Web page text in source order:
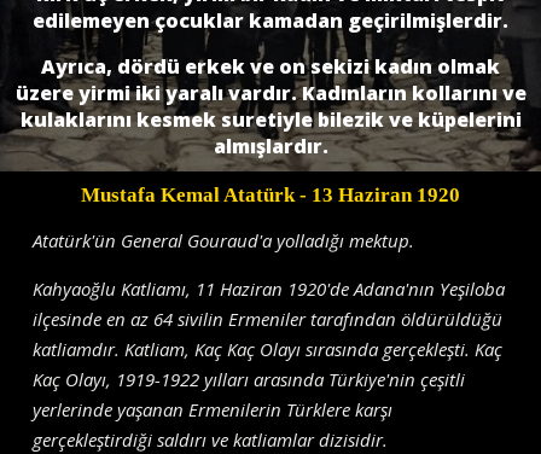
edilemeyen çocuklar kamadan geçirilmişlerdir.
Ayrıca, dördü erkek ve on sekizi kadın olmak
üzere yirmi iki yaralı vardır. Kadınların kollarını ve
kulaklarını kesmek suretiyle bilezik ve küpelerini
almışlardır.
Mustafa Kemal Atatürk- 13 Haziran 1920
Atatürk'ün General Gouraud'a yolladığı mektup.
Kahyaoğlu Katliamı, 11 Haziran 1920'de Adana'nın Yeşiloba
ilçesinde en az 64 sivilin Ermeniler tarafından öldürüldüğü
katliamdır. Katliam, Kaç Kaç Olayı sırasında gerçekleşti. Kaç
Kaç Olayı, 1919-1922 yılları arasında Türkiye'nin çeşitli
yerlerinde yaşanan Ermenilerin Türklere karşı
gerçekleştirdiği saldırı ve katliamlar dizisidir.